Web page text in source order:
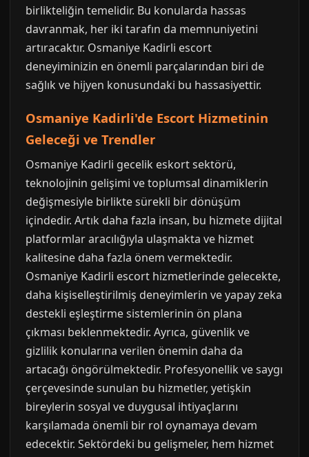
birlikteliğin temelidir. Bu konularda hassas
davranmak, her iki tarafın da memnuniyetini
artıracaktır. Osmaniye Kadirli escort
deneyiminizin en önemli parçalarından biri de
sağlık ve hijyen konusundaki bu hassasiyettir.
Osmaniye Kadirli'de Escort Hizmetinin
Geleceği ve Trendler
Osmaniye Kadirli gecelik eskort sektörü,
teknolojinin gelişimi ve toplumsal dinamiklerin
değişmesiyle birlikte sürekli bir dönüşüm
içindedir. Artık daha fazla insan, bu hizmete dijital
platformlar aracılığıyla ulaşmakta ve hizmet
kalitesine daha fazla önem vermektedir.
Osmaniye Kadirli escort hizmetlerinde gelecekte,
daha kişiselleştirilmiş deneyimlerin ve yapay zeka
destekli eşleştirme sistemlerinin ön plana
çıkması beklenmektedir. Ayrıca, güvenlik ve
gizlilik konularına verilen önemin daha da
artacağı öngörülmektedir. Profesyonellik ve saygı
çerçevesinde sunulan bu hizmetler, yetişkin
bireylerin sosyal ve duygusal ihtiyaçlarını
karşılamada önemli bir rol oynamaya devam
edecektir. Sektördeki bu gelişmeler, hem hizmet